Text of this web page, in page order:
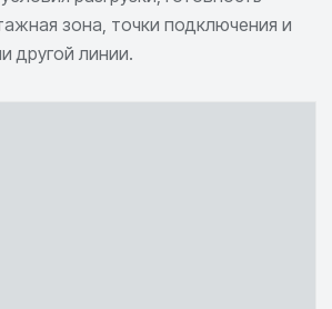
зона, точки подключения и
другой линии.